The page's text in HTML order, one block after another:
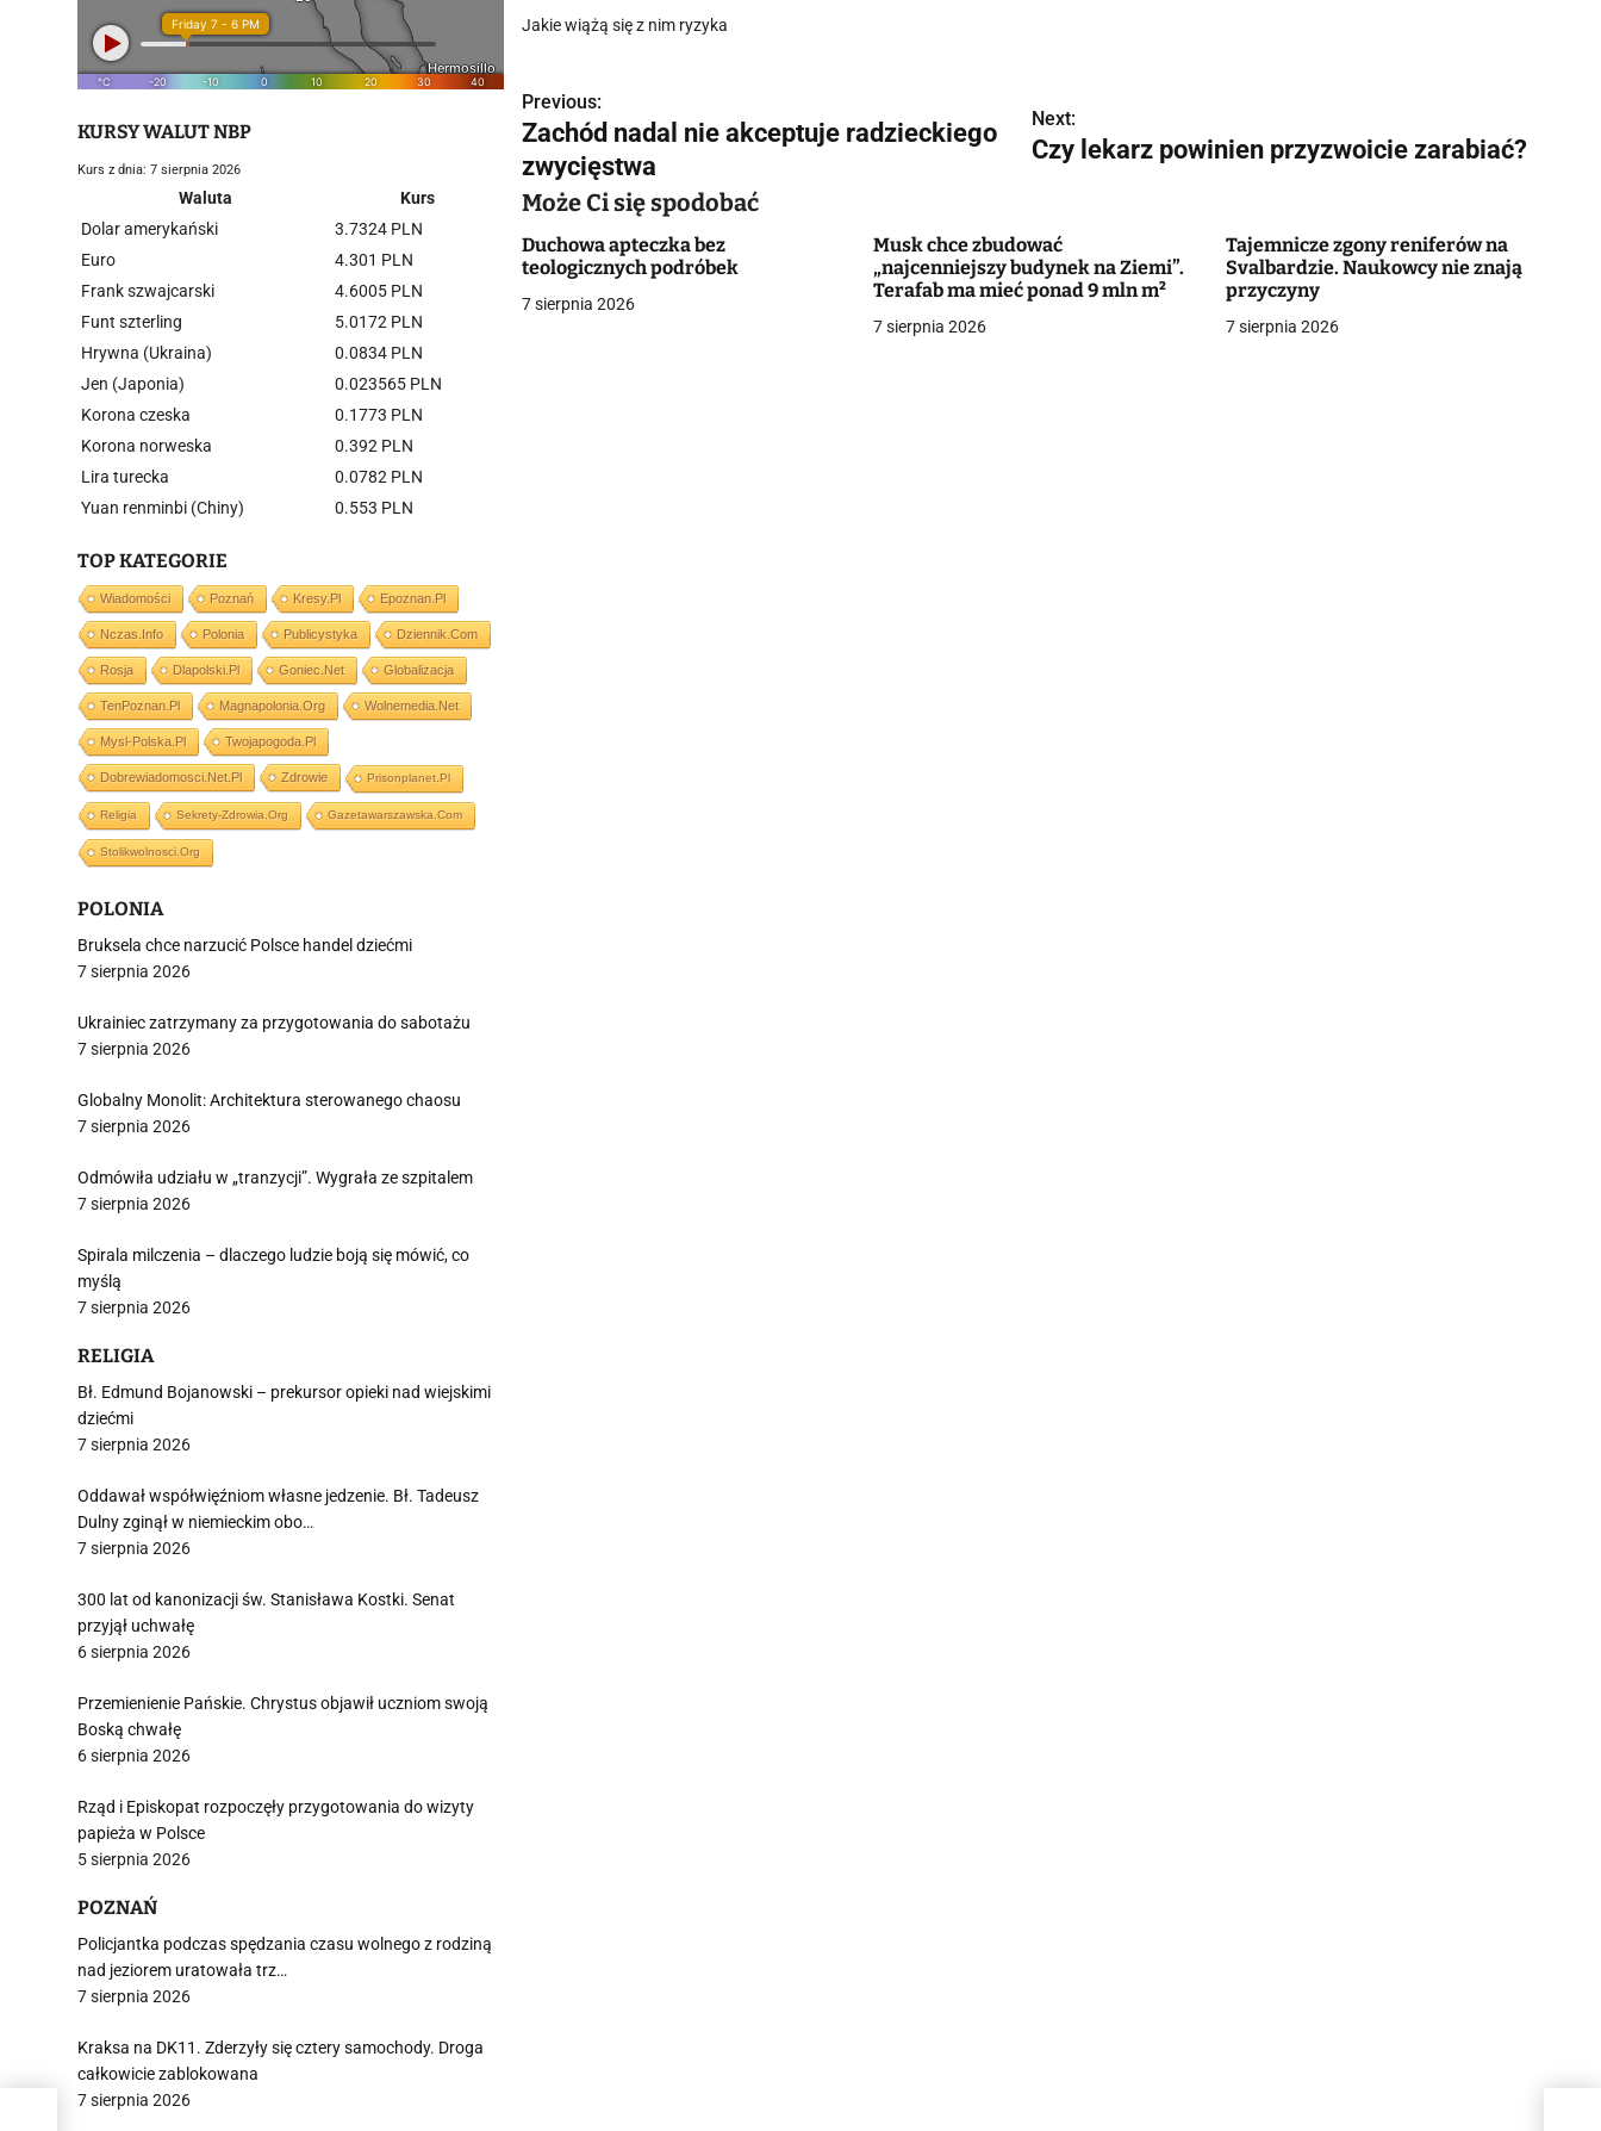
Jakie wiążą się z nim ryzyka
N
a
w
i
g
Previous:
Zachód nadal nie akceptuje radzieckiego
zwycięstwa
Next:
Czy lekarz powinien przyzwoicie zarabiać?
Może Ci się spodobać
Duchowa apteczka bez
teologicznych podróbek
7 sierpnia 2026
Musk chce zbudować
„najcenniejszy budynek na Ziemi”.
Terafab ma mieć ponad 9 mln m²
7 sierpnia 2026
Tajemnicze zgony reniferów na
Svalbardzie. Naukowcy nie znają
przyczyny
7 sierpnia 2026
KURSY WALUT NBP
Kurs z dnia: 7 sierpnia 2026
Waluta
Kurs
Dolar amerykański
3.7324 PLN
Euro
4.301 PLN
Frank szwajcarski
4.6005 PLN
Funt szterling
5.0172 PLN
Hrywna (Ukraina)
0.0834 PLN
Jen (Japonia)
0.023565 PLN
Korona czeska
0.1773 PLN
Korona norweska
0.392 PLN
Lira turecka
0.0782 PLN
Yuan renminbi (Chiny)
0.553 PLN
TOP KATEGORIE
Wiadomości Poznań Kresy.pl Epoznan.pl
Nczas.info Polonia Publicystyka Dziennik.com
Rosja Dlapolski.pl Goniec.net Globalizacja
TenPoznan.pl Magnapolonia.org Wolnemedia.net
Mysl-Polska.pl Twojapogoda.pl
Dobrewiadomosci.net.pl Zdrowie Prisonplanet.pl
Religia Sekrety-Zdrowia.org Gazetawarszawska.com
Stolikwolnosci.org
POLONIA
Bruksela chce narzucić Polsce handel dziećmi
7 sierpnia 2026
Ukrainiec zatrzymany za przygotowania do sabotażu
7 sierpnia 2026
Globalny Monolit: Architektura sterowanego chaosu
7 sierpnia 2026
Odmówiła udziału w „tranzycji”. Wygrała ze szpitalem
7 sierpnia 2026
Spirala milczenia – dlaczego ludzie boją się mówić, co
myślą
7 sierpnia 2026
RELIGIA
Bł. Edmund Bojanowski – prekursor opieki nad wiejskimi
dziećmi
7 sierpnia 2026
Oddawał współwięźniom własne jedzenie. Bł. Tadeusz
Dulny zginął w niemieckim obo…
7 sierpnia 2026
300 lat od kanonizacji św. Stanisława Kostki. Senat
przyjął uchwałę
6 sierpnia 2026
Przemienienie Pańskie. Chrystus objawił uczniom swoją
Boską chwałę
6 sierpnia 2026
Rząd i Episkopat rozpoczęły przygotowania do wizyty
papieża w Polsce
5 sierpnia 2026
POZNAŃ
Policjantka podczas spędzania czasu wolnego z rodziną
nad jeziorem uratowała trz…
7 sierpnia 2026
Kraksa na DK11. Zderzyły się cztery samochody. Droga
całkowicie zablokowana
7 sierpnia 2026